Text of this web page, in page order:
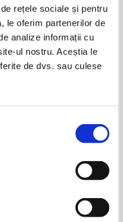
rețele sociale și pentru
le oferim partenerilor de
analize informații cu
ul nostru. Aceștia le
de dvs. sau culese
-35%
M. G. Wheaton - Emily eternal
Lei
-30%